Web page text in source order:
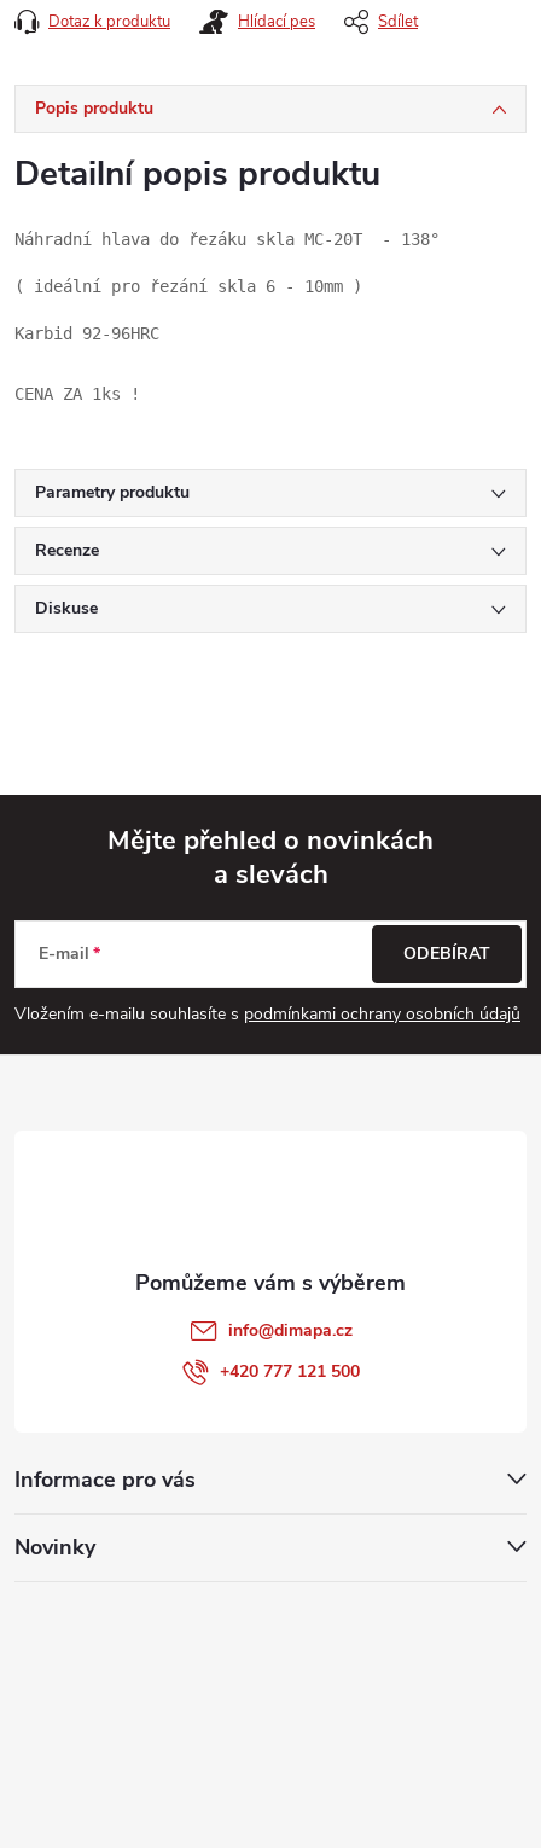
Dotaz k produktu Hlídací pes Sdílet
Popis produktu
Detailní popis produktu
Náhradní hlava do řezáku skla MC-20T  - 138°
( ideální pro řezání skla 6 - 10mm )
Karbid 92-96HRC
CENA ZA 1ks !
Parametry produktu
Recenze
Diskuse
p
a
Mějte přehled o novinkách
a slevách
E-mail
Vložením e-mailu souhlasíte s podmínkami ochrany osobních údajů
ODEBÍRAT
Informace pro vás
Novinky
info@dimapa.cz
+420 777 121 500